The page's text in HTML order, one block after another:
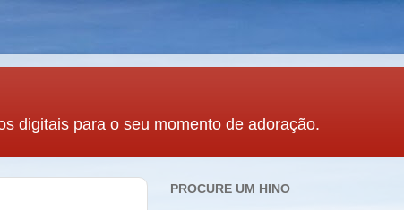
digitais para o seu momento de adoração.
PROCURE UM HINO